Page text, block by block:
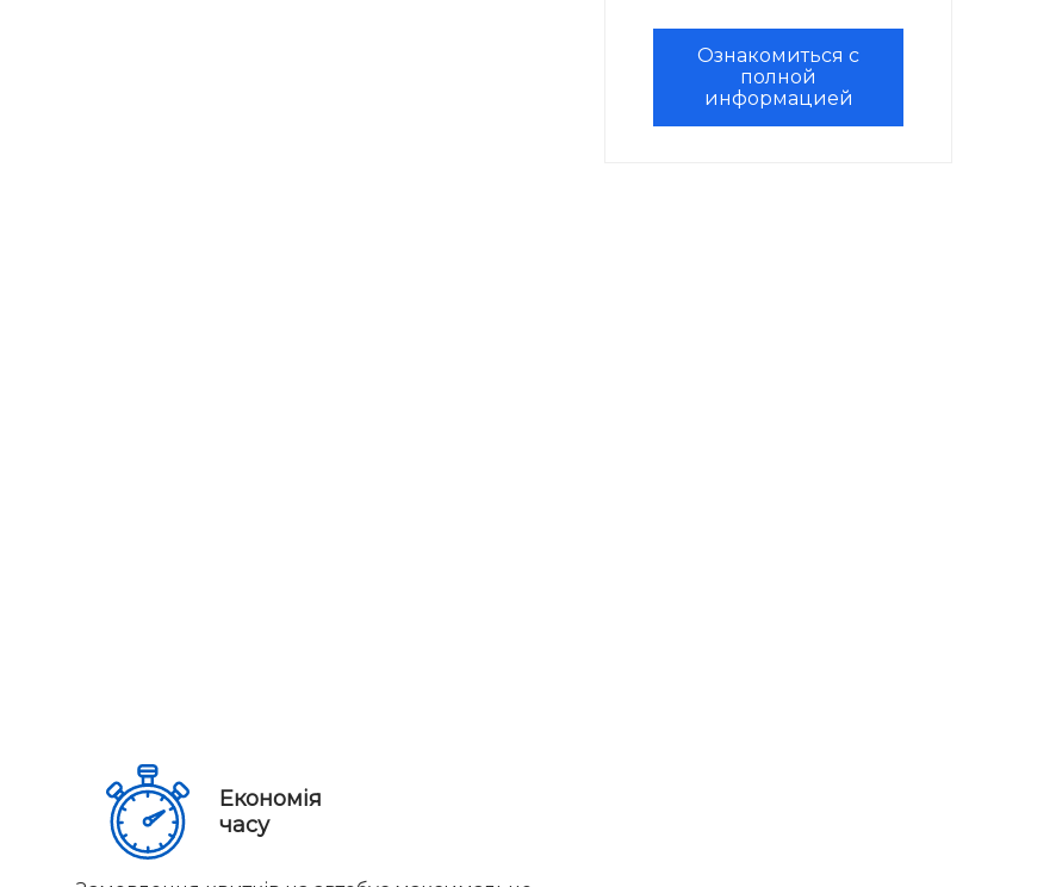
Економія
часу
Ознакомиться с
полной
информацией